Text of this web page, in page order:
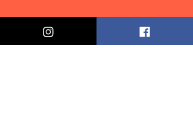
Bilgiler
Biz Kimiz?